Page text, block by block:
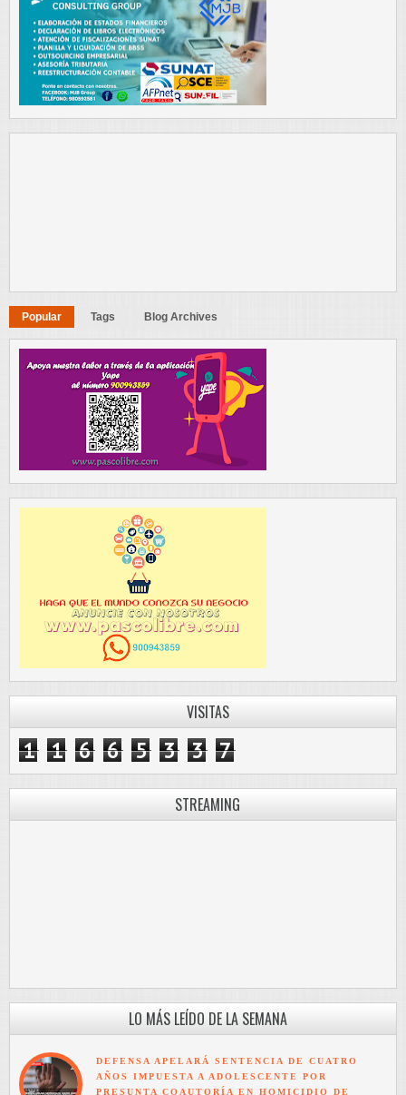
Popular Tags Blog Archives
VISITAS
1 1 6 6 5 3 3 7
STREAMING
LO MÁS LEÍDO DE LA SEMANA
DEFENSA APELARÁ SENTENCIA DE CUATRO
AÑOS IMPUESTA A ADOLESCENTE POR
PRESUNTA COAUTORÍA EN HOMICIDIO DE